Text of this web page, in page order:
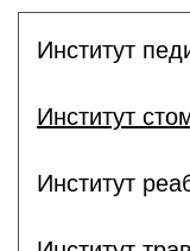
Институт
Институт
Институт